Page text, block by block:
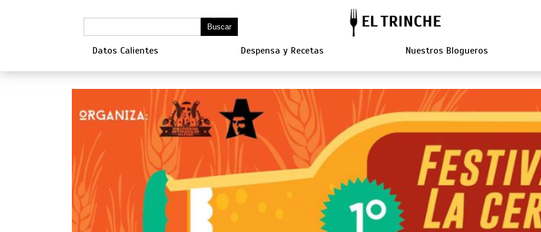
Datos Calientes Despensa y Recetas Nuestros Blogueros